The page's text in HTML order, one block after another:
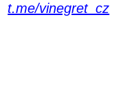
t.me/vinegret_cz